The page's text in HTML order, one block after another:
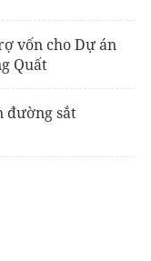
vốn cho Dự án
Quất
đường sắt